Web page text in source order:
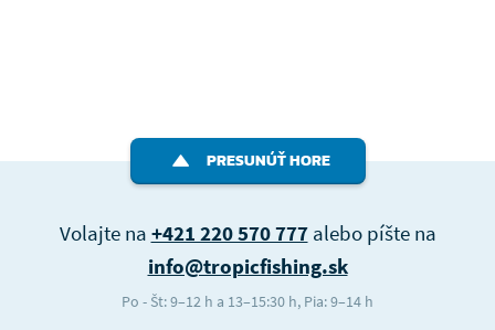
PRESUNÚŤ HORE
Volajte na +421 220 570 777alebo píšte na
info@tropicfishing.sk
Po - Št: 9–12 h a 13–15:30 h, Pia: 9–14 h